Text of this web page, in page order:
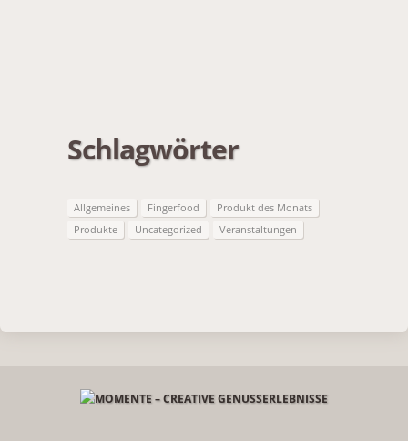
Schlagwörter
Allgemeines Fingerfood
Produkt des Monats
Produkte
Uncategorized Veranstaltungen